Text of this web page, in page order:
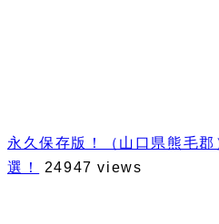
永久保存版！（山口県熊毛
選！
24947 views